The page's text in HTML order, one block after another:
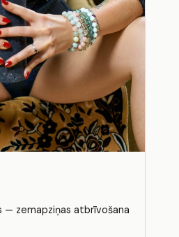
— zemapziņas atbrīvošana